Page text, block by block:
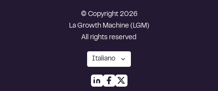
© Copyright 2026
La Growth Machine (LGM)
All rights reserved